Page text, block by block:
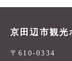
京田辺市観光
〒610-0334